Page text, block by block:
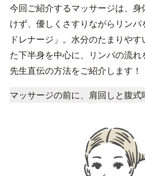
今回ご紹介するマッサージは、身
けず、優しくさすりながらリン
ドレナージ」。水分のたまりやす
た下半身を中心に、リンパの流
先生直伝の方法をご紹介します！
マッサージの前に、肩回しと腹式